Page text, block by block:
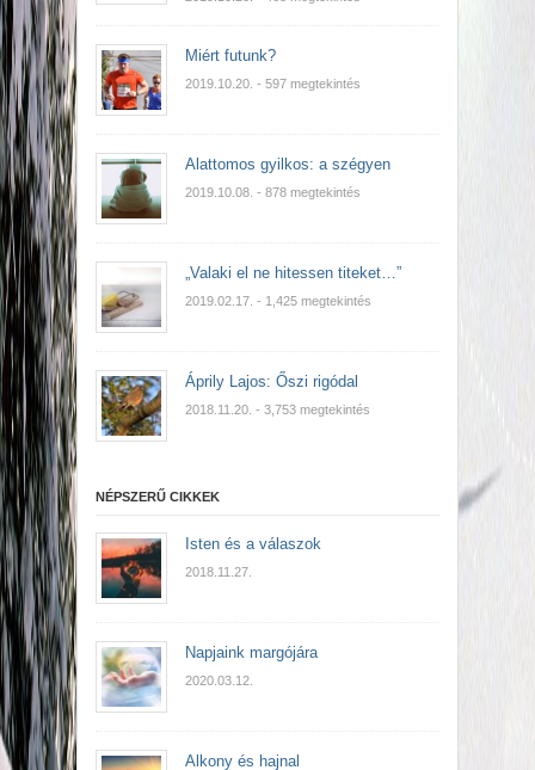
Miért futunk?
2019.10.20. - 597 megtekintés
Alattomos gyilkos: a szégyen
2019.10.08. - 878 megtekintés
„Valaki el ne hitessen titeket…”
2019.02.17. - 1,425 megtekintés
Áprily Lajos: Őszi rigódal
2018.11.20. - 3,753 megtekintés
NÉPSZERŰ CIKKEK
Isten és a válaszok
2018.11.27.
Napjaink margójára
2020.03.12.
Alkony és hajnal